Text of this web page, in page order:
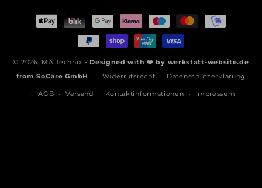
Zahlungsmethoden
© 2026, MA Technix - Designed with ❤️ by werkstatt-website.de
fromSoCare GmbH Widerrufsrecht Datenschutzerklärung
AGB Versand Kontaktinformationen Impressum